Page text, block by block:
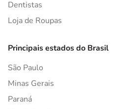
Dentistas
Loja de Roupas
Principais estados do Brasil
São Paulo
Minas Gerais
Paraná